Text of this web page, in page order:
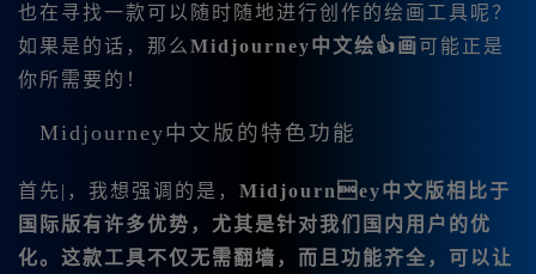
也在寻找一款可以随时随地进行创作的绘画工具呢？
如果是的话，那么 Midjourney中文绘👍画可能正是
你所需要的！
Midjourney中文版的特色功能
首先|，我想强调的是， Midjourney中文版相比于
国际版有许多优势，尤其是针对我们国内用户的优
化。这款工具不仅无需翻墙，而且功能齐全，可以让